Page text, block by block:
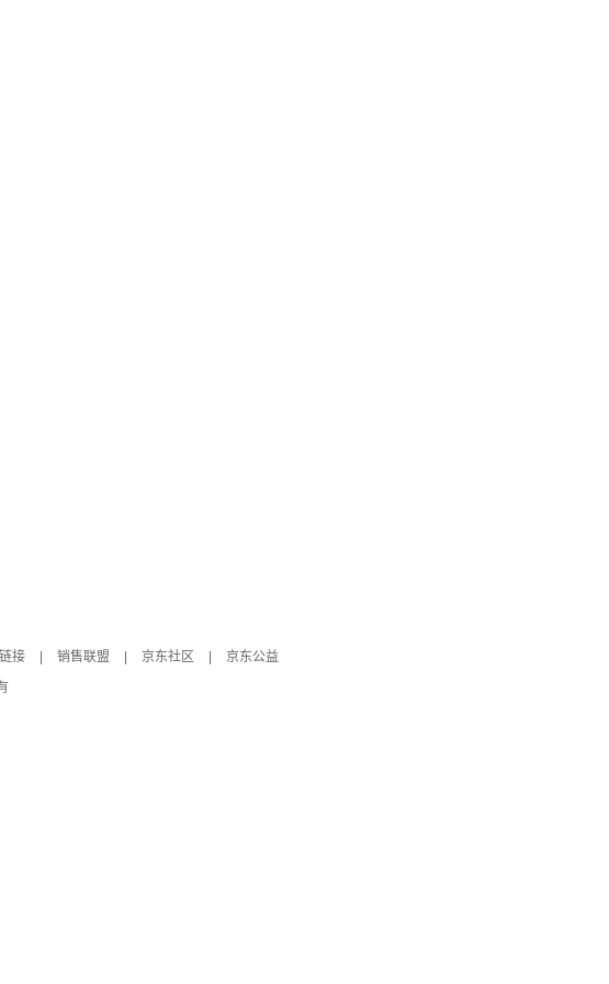
接 销售联盟 京东社区
京东公益